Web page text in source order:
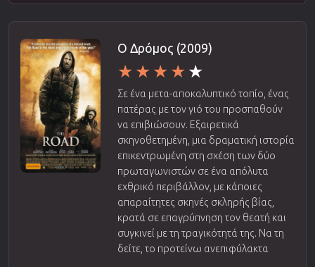
Ο Δρόμος (2009)
Σε ένα μετα-αποκαλυπτικό τοπίο, ένας
πατέρας με τον γιό του προσπαθούν
να επιβιώσουν. Εξαιρετικά
σκηνοθετημένη, μια δραματική ιστορία
επικεντρωμένη στη σχέση των δύο
πρωταγωνιστών σε ένα απόλυτα
εχθρικό περιβάλλον, με κάποιες
απαραίτητες σκηνές σκληρής βίας,
κρατά σε επαγρύπνηση τον θεατή και
συγκινεί με τη τραγικότητά της. Να τη
δείτε, το προτείνω ανεπιφύλακτα